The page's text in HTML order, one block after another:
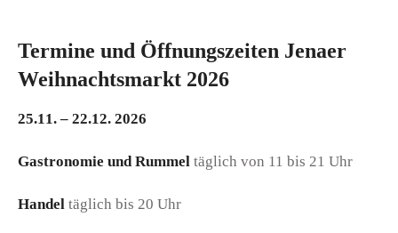
Termine und Öffnungszeiten Jenaer
Weihnachtsmarkt 2026
25.11. – 22.12. 2026
Gastronomie und Rummel täglich von 11 bis 21 Uhr
Handel täglich bis 20 Uhr